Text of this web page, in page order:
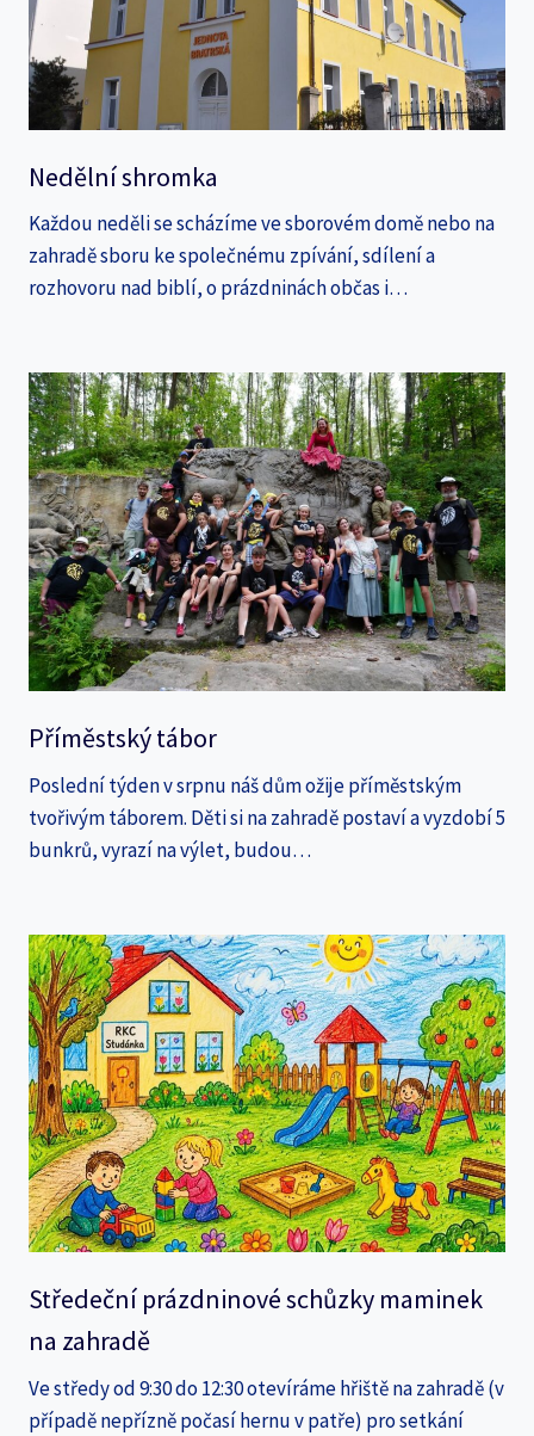
Nedělní shromka
Každou neděli se scházíme ve sborovém domě nebo na
zahradě sboru ke společnému zpívání, sdílení a
rozhovoru nad biblí, o prázdninách občas i…
Příměstský tábor
Poslední týden v srpnu náš dům ožije příměstským
tvořivým táborem. Děti si na zahradě postaví a vyzdobí 5
bunkrů, vyrazí na výlet, budou…
Středeční prázdninové schůzky maminek
na zahradě
Ve středy od 9:30 do 12:30 otevíráme hřiště na zahradě (v
případě nepřízně počasí hernu v patře) pro setkání